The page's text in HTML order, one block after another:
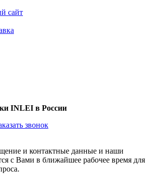
сайт
INLEI в России
звонок
и контактные данные и наши
с Вами в ближайшее рабочее время для